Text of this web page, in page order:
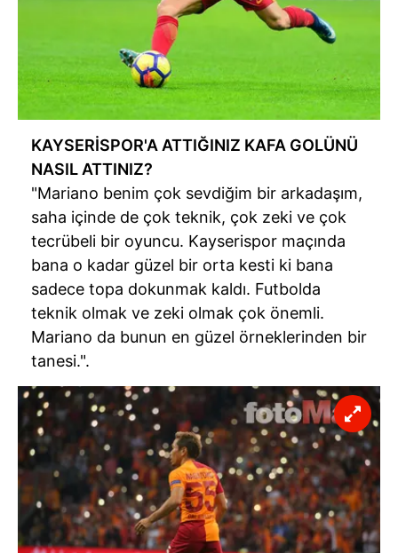
KAYSERİSPOR'A ATTIĞINIZ KAFA GOLÜNÜ
NASIL ATTINIZ?
"Mariano benim çok sevdiğim bir arkadaşım,
saha içinde de çok teknik, çok zeki ve çok
tecrübeli bir oyuncu. Kayserispor maçında
bana o kadar güzel bir orta kesti ki bana
sadece topa dokunmak kaldı. Futbolda
teknik olmak ve zeki olmak çok önemli.
Mariano da bunun en güzel örneklerinden bir
tanesi.".